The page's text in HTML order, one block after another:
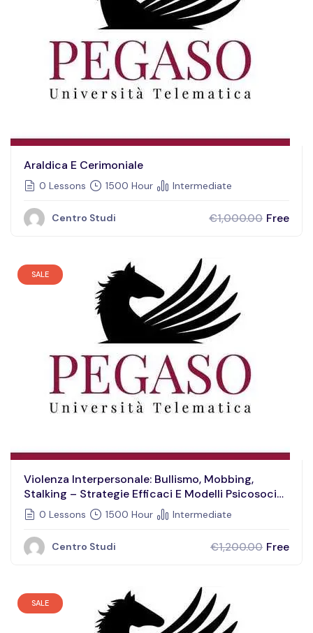
Araldica E Cerimoniale
0 Lessons 1500 Hour Intermediate
Centro Studi €1,000.00 Free
SALE
Violenza Interpersonale: Bullismo, Mobbing,
Stalking – Strategie Efficaci E Modelli Psicosociali
Integrati Per L’identificazione E La Gestione Dei
Conflitti E Dei Comportamenti Aggressivi In
Soggetti Vittime Di Vessazioni E Atti Persecutori
0 Lessons 1500 Hour Intermediate
Centro Studi €1,200.00 Free
SALE